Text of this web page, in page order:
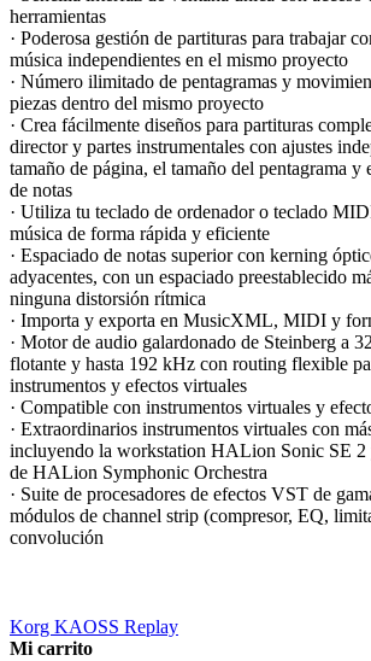
herramientas
· Poderosa gestión de partituras para trabajar
música independientes en el mismo proyecto
· Número ilimitado de pentagramas y
piezas dentro del mismo proyecto
· Crea fácilmente diseños para partituras
director y partes instrumentales con ajustes
tamaño de página, el tamaño del pentagrama y
de notas
· Utiliza tu teclado de ordenador o teclado
música de forma rápida y eficiente
· Espaciado de notas superior con kerning
adyacentes, con un espaciado preestablecido
ninguna distorsión rítmica
· Importa y exporta en MusicXML, MIDI y
· Motor de audio galardonado de Steinberg a
flotante y hasta 192 kHz con routing flexible
instrumentos y efectos virtuales
· Compatible con instrumentos virtuales y
· Extraordinarios instrumentos virtuales con
incluyendo la workstation HALion Sonic SE 2
de HALion Symphonic Orchestra
· Suite de procesadores de efectos VST de
módulos de channel strip (compresor, EQ,
convolución
Korg KAOSS Replay
Mi carrito